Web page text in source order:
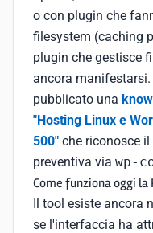
o con plugin che
filesystem (caching
plugin che gestisce
ancora manifestarsi.
pubblicato una
"Hosting Linux e
500" che riconosce
preventiva via wp-
Come funziona oggi la
Il tool esiste ancora
se l'interfaccia ha